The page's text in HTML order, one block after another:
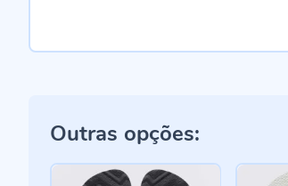
Outras opções: